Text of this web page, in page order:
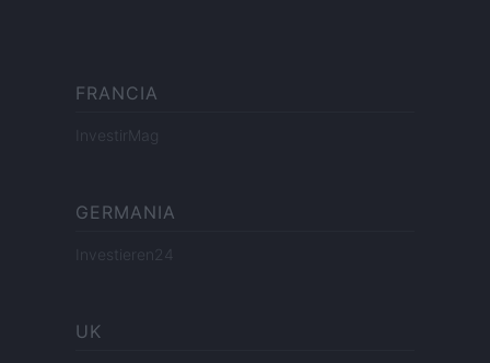
FRANCIA
InvestirMag
GERMANIA
Investieren24
UK